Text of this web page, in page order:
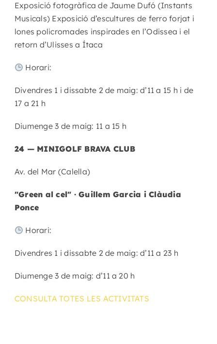
Exposició fotogràfica de Jaume Dufó (Instants
Musicals) Exposició d’escultures de ferro forjat i
lones policromades inspirades en l’Odissea i el
retorn d’Ulisses a Ítaca
Horari:
Divendres 1 i dissabte 2 de maig: d’11 a 15 h i de
17 a 21 h
Diumenge 3 de maig: 11 a 15 h
24 — MINIGOLF BRAVA CLUB
Av. del Mar (Calella)
"Green al cel" · Guillem Garcia i Clàudia
Ponce
Horari:
Divendres 1 i dissabte 2 de maig: d’11 a 23 h
Diumenge 3 de maig: d’11 a 20 h
CONSULTA TOTES LES ACTIVITATS